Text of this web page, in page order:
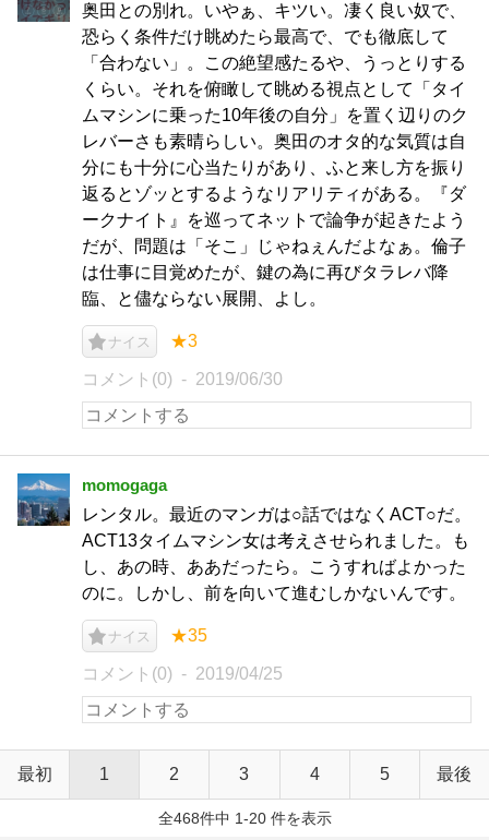
奥田との別れ。いやぁ、キツい。凄く良い奴で、
恐らく条件だけ眺めたら最高で、でも徹底して
「合わない」。この絶望感たるや、うっとりする
くらい。それを俯瞰して眺める視点として「タイ
ムマシンに乗った10年後の自分」を置く辺りのク
レバーさも素晴らしい。奥田のオタ的な気質は自
分にも十分に心当たりがあり、ふと来し方を振り
返るとゾッとするようなリアリティがある。『ダ
ークナイト』を巡ってネットで論争が起きたよう
だが、問題は「そこ」じゃねぇんだよなぁ。倫子
は仕事に目覚めたが、鍵の為に再びタラレバ降
臨、と儘ならない展開、よし。
ナイス ★3
コメント(0) 2019/06/30
momogaga
レンタル。最近のマンガは○話ではなくACT○だ。
ACT13タイムマシン女は考えさせられました。も
し、あの時、ああだったら。こうすればよかった
のに。しかし、前を向いて進むしかないんです。
ナイス ★35
コメント(0) 2019/04/25
最初 1 2 3 4 5 最後
全468件中 1-20 件を表示